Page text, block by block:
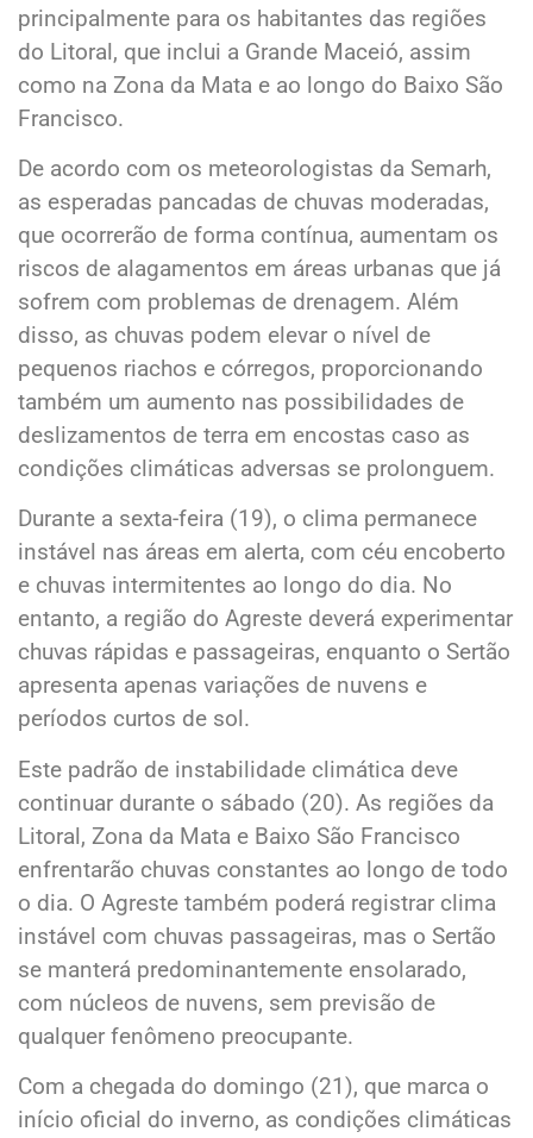
principalmente para os habitantes das regiões
do Litoral, que inclui a Grande Maceió, assim
como na Zona da Mata e ao longo do Baixo São
Francisco.
De acordo com os meteorologistas da Semarh,
as esperadas pancadas de chuvas moderadas,
que ocorrerão de forma contínua, aumentam os
riscos de alagamentos em áreas urbanas que já
sofrem com problemas de drenagem. Além
disso, as chuvas podem elevar o nível de
pequenos riachos e córregos, proporcionando
também um aumento nas possibilidades de
deslizamentos de terra em encostas caso as
condições climáticas adversas se prolonguem.
Durante a sexta-feira (19), o clima permanece
instável nas áreas em alerta, com céu encoberto
e chuvas intermitentes ao longo do dia. No
entanto, a região do Agreste deverá experimentar
chuvas rápidas e passageiras, enquanto o Sertão
apresenta apenas variações de nuvens e
períodos curtos de sol.
Este padrão de instabilidade climática deve
continuar durante o sábado (20). As regiões da
Litoral, Zona da Mata e Baixo São Francisco
enfrentarão chuvas constantes ao longo de todo
o dia. O Agreste também poderá registrar clima
instável com chuvas passageiras, mas o Sertão
se manterá predominantemente ensolarado,
com núcleos de nuvens, sem previsão de
qualquer fenômeno preocupante.
Com a chegada do domingo (21), que marca o
início oficial do inverno, as condições climáticas